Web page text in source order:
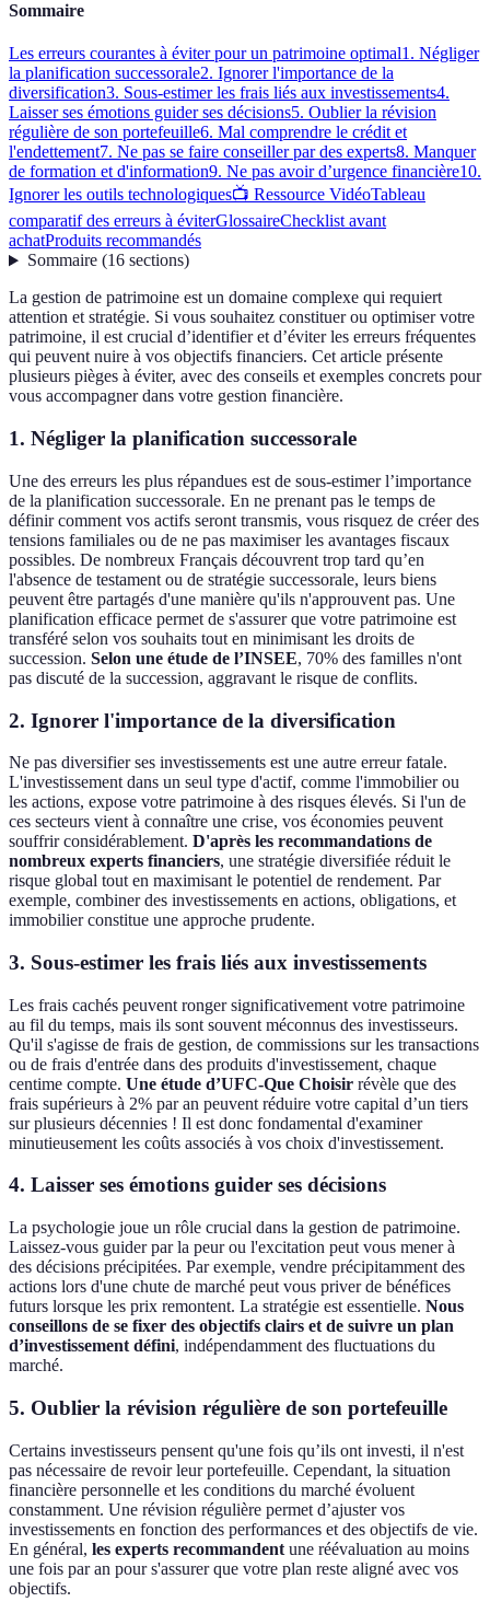
Sommaire
Les erreurs courantes à éviter pour un patrimoine optimal1. Négliger
la planification successorale2. Ignorer l'importance de la
diversification3. Sous-estimer les frais liés aux investissements4.
Laisser ses émotions guider ses décisions5. Oublier la révision
régulière de son portefeuille6. Mal comprendre le crédit et
l'endettement7. Ne pas se faire conseiller par des experts8. Manquer
de formation et d'information9. Ne pas avoir d’urgence financière10.
Ignorer les outils technologiques📺 Ressource VidéoTableau
comparatif des erreurs à éviterGlossaireChecklist avant
achatProduits recommandés
Sommaire(16 sections)
La gestion de patrimoine est un domaine complexe qui requiert
attention et stratégie. Si vous souhaitez constituer ou optimiser votre
patrimoine, il est crucial d’identifier et d’éviter les erreurs fréquentes
qui peuvent nuire à vos objectifs financiers. Cet article présente
plusieurs pièges à éviter, avec des conseils et exemples concrets pour
vous accompagner dans votre gestion financière.
1. Négliger la planification successorale
Une des erreurs les plus répandues est de sous-estimer l’importance
de la planification successorale. En ne prenant pas le temps de
définir comment vos actifs seront transmis, vous risquez de créer des
tensions familiales ou de ne pas maximiser les avantages fiscaux
possibles. De nombreux Français découvrent trop tard qu’en
l'absence de testament ou de stratégie successorale, leurs biens
peuvent être partagés d'une manière qu'ils n'approuvent pas. Une
planification efficace permet de s'assurer que votre patrimoine est
transféré selon vos souhaits tout en minimisant les droits de
succession. Selon une étude de l’INSEE, 70% des familles n'ont
pas discuté de la succession, aggravant le risque de conflits.
2. Ignorer l'importance de la diversification
Ne pas diversifier ses investissements est une autre erreur fatale.
L'investissement dans un seul type d'actif, comme l'immobilier ou
les actions, expose votre patrimoine à des risques élevés. Si l'un de
ces secteurs vient à connaître une crise, vos économies peuvent
souffrir considérablement. D'après les recommandations de
nombreux experts financiers, une stratégie diversifiée réduit le
risque global tout en maximisant le potentiel de rendement. Par
exemple, combiner des investissements en actions, obligations, et
immobilier constitue une approche prudente.
3. Sous-estimer les frais liés aux investissements
Les frais cachés peuvent ronger significativement votre patrimoine
au fil du temps, mais ils sont souvent méconnus des investisseurs.
Qu'il s'agisse de frais de gestion, de commissions sur les transactions
ou de frais d'entrée dans des produits d'investissement, chaque
centime compte. Une étude d’UFC-Que Choisir révèle que des
frais supérieurs à 2% par an peuvent réduire votre capital d’un tiers
sur plusieurs décennies ! Il est donc fondamental d'examiner
minutieusement les coûts associés à vos choix d'investissement.
4. Laisser ses émotions guider ses décisions
La psychologie joue un rôle crucial dans la gestion de patrimoine.
Laissez-vous guider par la peur ou l'excitation peut vous mener à
des décisions précipitées. Par exemple, vendre précipitamment des
actions lors d'une chute de marché peut vous priver de bénéfices
futurs lorsque les prix remontent. La stratégie est essentielle. Nous
conseillons de se fixer des objectifs clairs et de suivre un plan
d’investissement défini, indépendamment des fluctuations du
marché.
5. Oublier la révision régulière de son portefeuille
Certains investisseurs pensent qu'une fois qu’ils ont investi, il n'est
pas nécessaire de revoir leur portefeuille. Cependant, la situation
financière personnelle et les conditions du marché évoluent
constamment. Une révision régulière permet d’ajuster vos
investissements en fonction des performances et des objectifs de vie.
En général, les experts recommandent une réévaluation au moins
une fois par an pour s'assurer que votre plan reste aligné avec vos
objectifs.